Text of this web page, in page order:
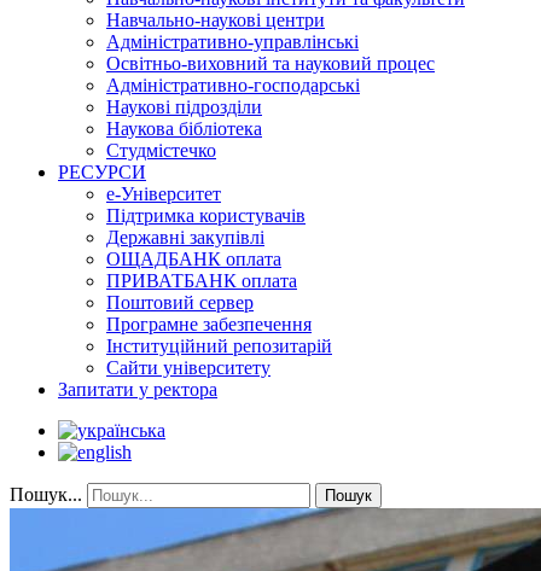
Навчально-наукові центри
Адміністративно-управлінські
Освітньо-виховний та науковий процес
Адміністративно-господарські
Наукові підрозділи
Наукова бібліотека
Студмістечко
РЕСУРСИ
е-Університет
Підтримка користувачів
Державні закупівлі
ОЩАДБАНК оплата
ПРИВАТБАНК оплата
Поштовий сервер
Програмне забезпечення
Інституційний репозитарій
Сайти університету
Запитати у ректора
Пошук... Пошук